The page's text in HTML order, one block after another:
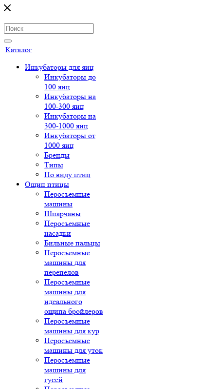
Каталог
Инкубаторы для яиц
Инкубаторы до
100 яиц
Инкубаторы на
100-300 яиц
Инкубаторы на
300-1000 яиц
Инкубаторы от
1000 яиц
Бренды
Типы
По виду птиц
Ощип птицы
Перосъемные
машины
Шпарчаны
Перосъемные
насадки
Бильные пальцы
Перосъемные
машины для
перепелов
Перосъемные
машины для
идеального
ощипа бройлеров
Перосъемные
машины для кур
Перосъемные
машины для уток
Перосъемные
машины для
гусей